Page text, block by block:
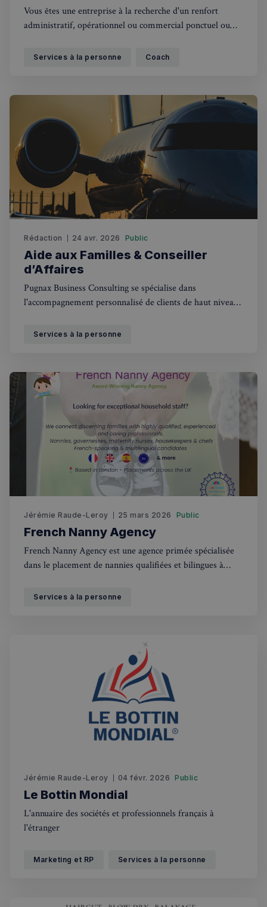
✨Chatbot IA
Rechercher dans Français à Londres - Magazine
RECHERCHES POPULAIRES
Annuaire des professionnels
Événements à venir
Vous êtes une entreprise à la recherche d'un renfort
administratif, opérationnel ou commercial ponctuel ou
de métier ou tout simplement un particulier débordé ?
Services à la personne Coach
Rédaction 24 avr. 2026 Public
Aide aux Familles & Conseiller
d’Affaires
Pugnax Business Consulting se spécialise dans
l'accompagnement personnalisé de clients de haut niveau,
des affaires privées.
Services à la personne
Jérémie Raude-Leroy 25 mars 2026 Public
French Nanny Agency
French Nanny Agency est une agence primée spécialisée
dans le placement de nannies qualifiées et bilingues à
Services à la personne
Jérémie Raude-Leroy 04 févr. 2026 Public
Le Bottin Mondial
L'annuaire des sociétés et professionnels français à
l'étranger
Marketing et RP Services à la personne